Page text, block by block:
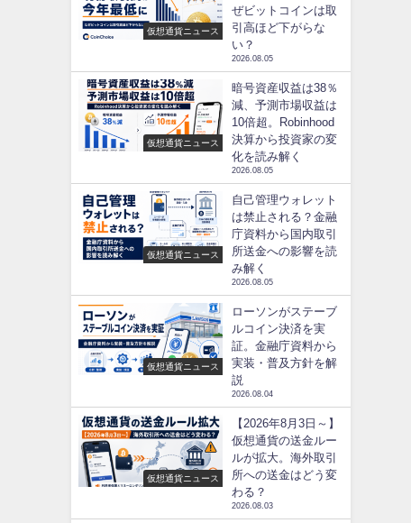
仮想通貨ニュース
ぜビットコインは取
引高ほど下がらな
い？
2026.08.05
仮想通貨ニュース
暗号資産収益は38％
減、予測市場収益は
10倍超。Robinhood
決算から投資家の変
化を読み解く
2026.08.05
仮想通貨ニュース
自己管理ウォレット
は禁止される？金融
庁資料から国内取引
所送金への影響を読
み解く
2026.08.05
仮想通貨ニュース
ローソンがステーブ
ルコイン決済を実
証。金融庁資料から
実装・普及方針を解
説
2026.08.04
仮想通貨ニュース
【2026年8月3日～】
仮想通貨の送金ルー
ルが拡大。海外取引
所への送金はどう変
わる？
2026.08.03